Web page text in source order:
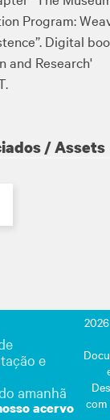
Program:
Digital
and Research'
/ Assets
e
amanhã
acervo
2026
com